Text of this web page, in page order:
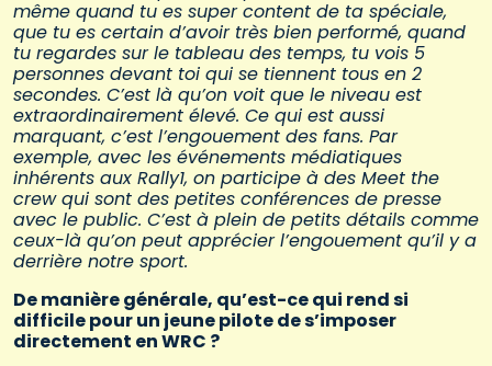
même quand tu es super content de ta spéciale,
que tu es certain d’avoir très bien performé, quand
tu regardes sur le tableau des temps, tu vois 5
personnes devant toi qui se tiennent tous en 2
secondes. C’est là qu’on voit que le niveau est
extraordinairement élevé. Ce qui est aussi
marquant, c’est l’engouement des fans. Par
exemple, avec les événements médiatiques
inhérents aux Rally1, on participe à des Meet the
crew qui sont des petites conférences de presse
avec le public. C’est à plein de petits détails comme
ceux-là qu’on peut apprécier l’engouement qu’il y a
derrière notre sport.
De manière générale, qu’est-ce qui rend si
difficile pour un jeune pilote de s’imposer
directement en WRC ?